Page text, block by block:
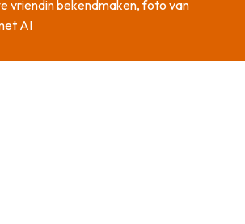
vriendin bekendmaken, foto van
AI